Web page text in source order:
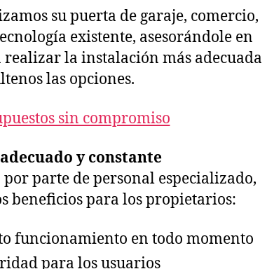
su puerta de garaje, comercio,
existente, asesorándole en
la instalación más adecuada
las opciones.
sin compromiso
adecuado y constante
por parte de personal especializado,
beneficios para los propietarios:
funcionamiento en todo momento
para los usuarios